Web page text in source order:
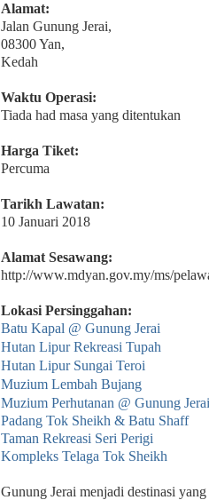
Alamat:
Jalan Gunung Jerai,
08300 Yan,
Kedah
Waktu Operasi:
Tiada had masa yang ditentukan
Harga Tiket:
Percuma
Tarikh Lawatan:
10 Januari 2018
Alamat Sesawang:
http://www.mdyan.gov.my/ms/
Lokasi Persinggahan:
Batu Kapal @ Gunung Jerai
Hutan Lipur Rekreasi Tupah
Hutan Lipur Sungai Teroi
Muzium Lembah Bujang
Muzium Perhutanan @ Gunung Jerai
Padang Tok Sheikh & Batu Shaff
Taman Rekreasi Seri Perigi
Kompleks Telaga Tok Sheikh
Gunung Jerai menjadi destinasi